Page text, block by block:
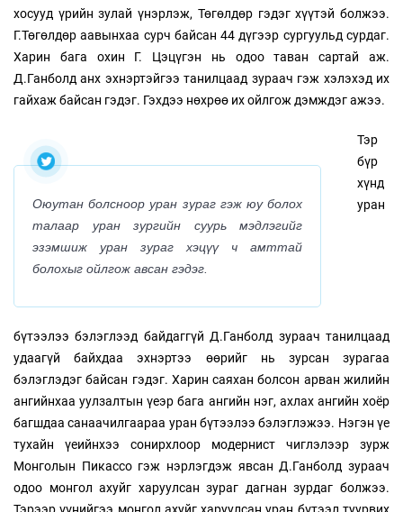
хосууд үрийн зулай үнэрлэж, Төгөлдөр гэдэг хүүтэй болжээ.
Г.Төгөлдөр аавынхаа сурч байсан 44 дүгээр сургуульд сурдаг.
Харин бага охин Г. Цэцүгэн нь одоо таван сартай аж.
Д.Ганболд анх эхнэртэйгээ танилцаад зураач гэж хэлэхэд их
гайхаж байсан гэдэг. Гэхдээ нөхрөө их ойлгож дэмждэг ажээ.
Оюутан болсноор уран зураг гэж юу болох
талаар уран зургийн суурь мэдлэгийг
эзэмшиж уран зураг хэцүү ч амттай
болохыг ойлгож авсан гэдэг.
Тэр
бүр
хүнд
уран
бүтээлээ бэлэглээд байдаггүй Д.Ганболд зураач танилцаад
удаагүй байхдаа эхнэртээ өөрийг нь зурсан зурагаа
бэлэглэдэг байсан гэдэг. Харин саяхан болсон арван жилийн
ангийнхаа уулзалтын үеэр бага ангийн нэг, ахлах ангийн хоёр
багшдаа санаачилгаараа уран бүтээлээ бэлэглэжээ. Нэгэн үе
тухайн үеийнхээ сонирхлоор модернист чиглэлээр зурж
Монголын Пикассо гэж нэрлэгдэж явсан Д.Ганболд зураач
одоо монгол ахуйг харуулсан зураг дагнан зурдаг болжээ.
Тэрээр үүнийгээ монгол ахуйг харуулсан уран бүтээл туурвих